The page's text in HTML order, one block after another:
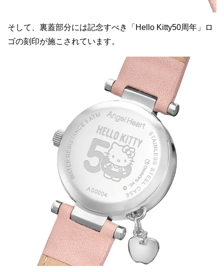
そして、裏蓋部分には記念すべき「Hello Kitty50周年」ロ
ゴの刻印が施こされています。